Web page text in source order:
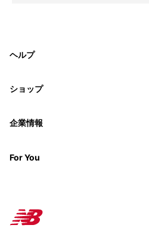
ヘルプ
ショップ
企業情報
For You